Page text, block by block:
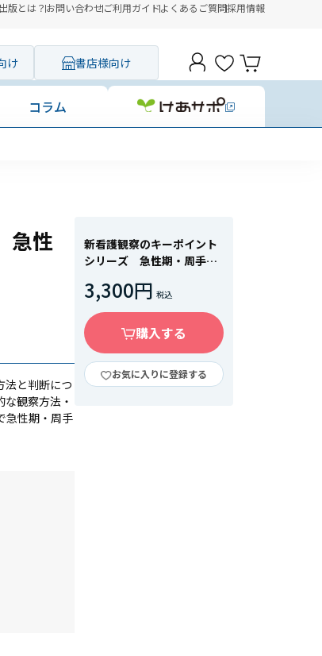
版とは？お問い合わせご利用ガイドよくあるご質問採用情報
け 書店様向け
コラム
急性
法と判断につ
観察方法・
急性期・周手
新看護観察のキーポイント
シリーズ 急性期・周手術
3,300円
購入する
お気に入りに登録する